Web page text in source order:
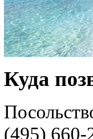
Куда
(495) 660-